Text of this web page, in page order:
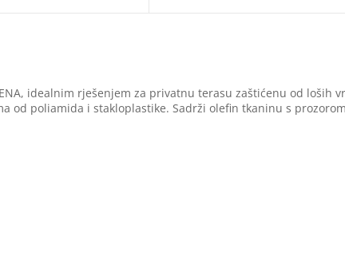
idealnim rješenjem za privatnu terasu zaštićenu od loših
od poliamida i stakloplastike. Sadrži olefin tkaninu s